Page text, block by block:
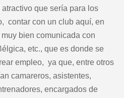
que sería para los
contar con un club aquí, en
bien comunicada con
etc., que es donde se
empleo, ya que, entre otros
camareros, asistentes,
encargados de